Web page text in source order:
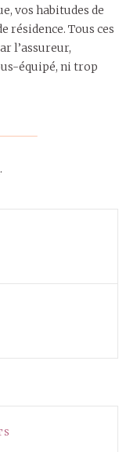
vos habitudes de
résidence. Tous ces
l’assureur,
équipé, ni trop
.